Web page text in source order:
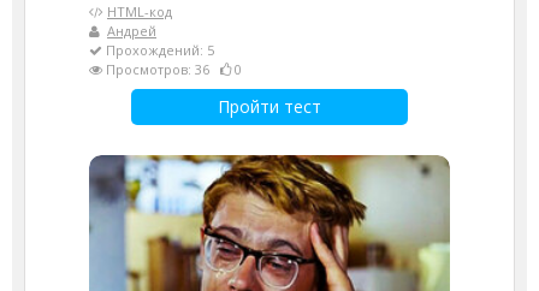
HTML-код
Андрей
Прохождений: 5
Просмотров: 36
0
Пройти тест